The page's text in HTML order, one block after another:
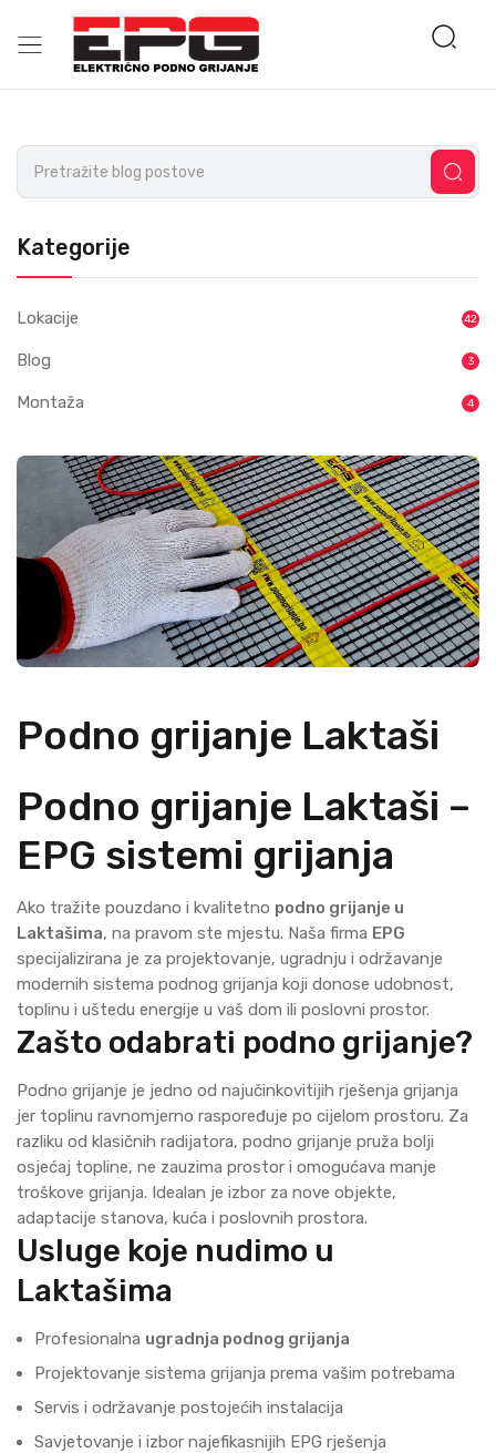
Podno grijanje Laktaši
Podno grijanje Laktaši –
EPG sistemi grijanja
Ako tražite pouzdano i kvalitetno podno grijanje u
Laktašima, na pravom ste mjestu. Naša firma EPG
specijalizirana je za projektovanje, ugradnju i održavanje
modernih sistema podnog grijanja koji donose udobnost,
toplinu i uštedu energije u vaš dom ili poslovni prostor.
Zašto odabrati podno grijanje?
Podno grijanje je jedno od najučinkovitijih rješenja grijanja
jer toplinu ravnomjerno raspoređuje po cijelom prostoru. Za
razliku od klasičnih radijatora, podno grijanje pruža bolji
osjećaj topline, ne zauzima prostor i omogućava manje
troškove grijanja. Idealan je izbor za nove objekte,
adaptacije stanova, kuća i poslovnih prostora.
Usluge koje nudimo u
Laktašima
Profesionalna ugradnja podnog grijanja
Projektovanje sistema grijanja prema vašim potrebama
Servis i održavanje postojećih instalacija
Savjetovanje i izbor najefikasnijih EPG rješenja
Kategorije
Lokacije 42
Blog 3
Montaža 4